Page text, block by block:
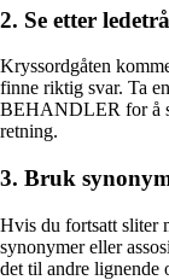
2. Se etter
Kryssordgåten
finne riktig svar. Ta
BEHANDLER for å
retning.
3. Bruk
Hvis du fortsatt sliter
synonymer eller
det til andre lignende